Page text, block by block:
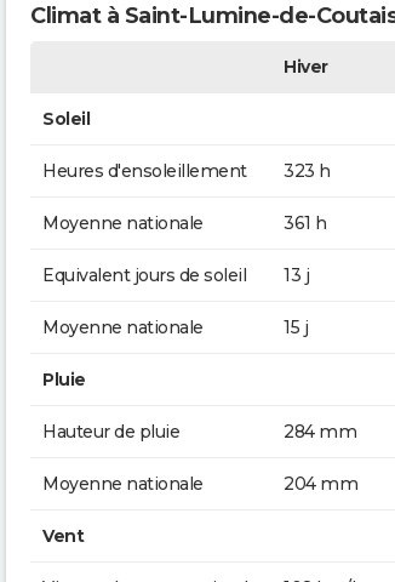
Climat à Saint-Lumine-de-
Hiver
Soleil
Heures d'ensoleillement 323 h
Moyenne nationale 361 h
Equivalent jours de soleil 13 j
Moyenne nationale 15 j
Pluie
Hauteur de pluie 284 mm
Moyenne nationale 204 mm
Vent